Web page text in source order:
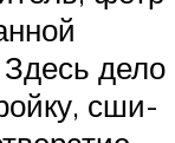
дело
сши­